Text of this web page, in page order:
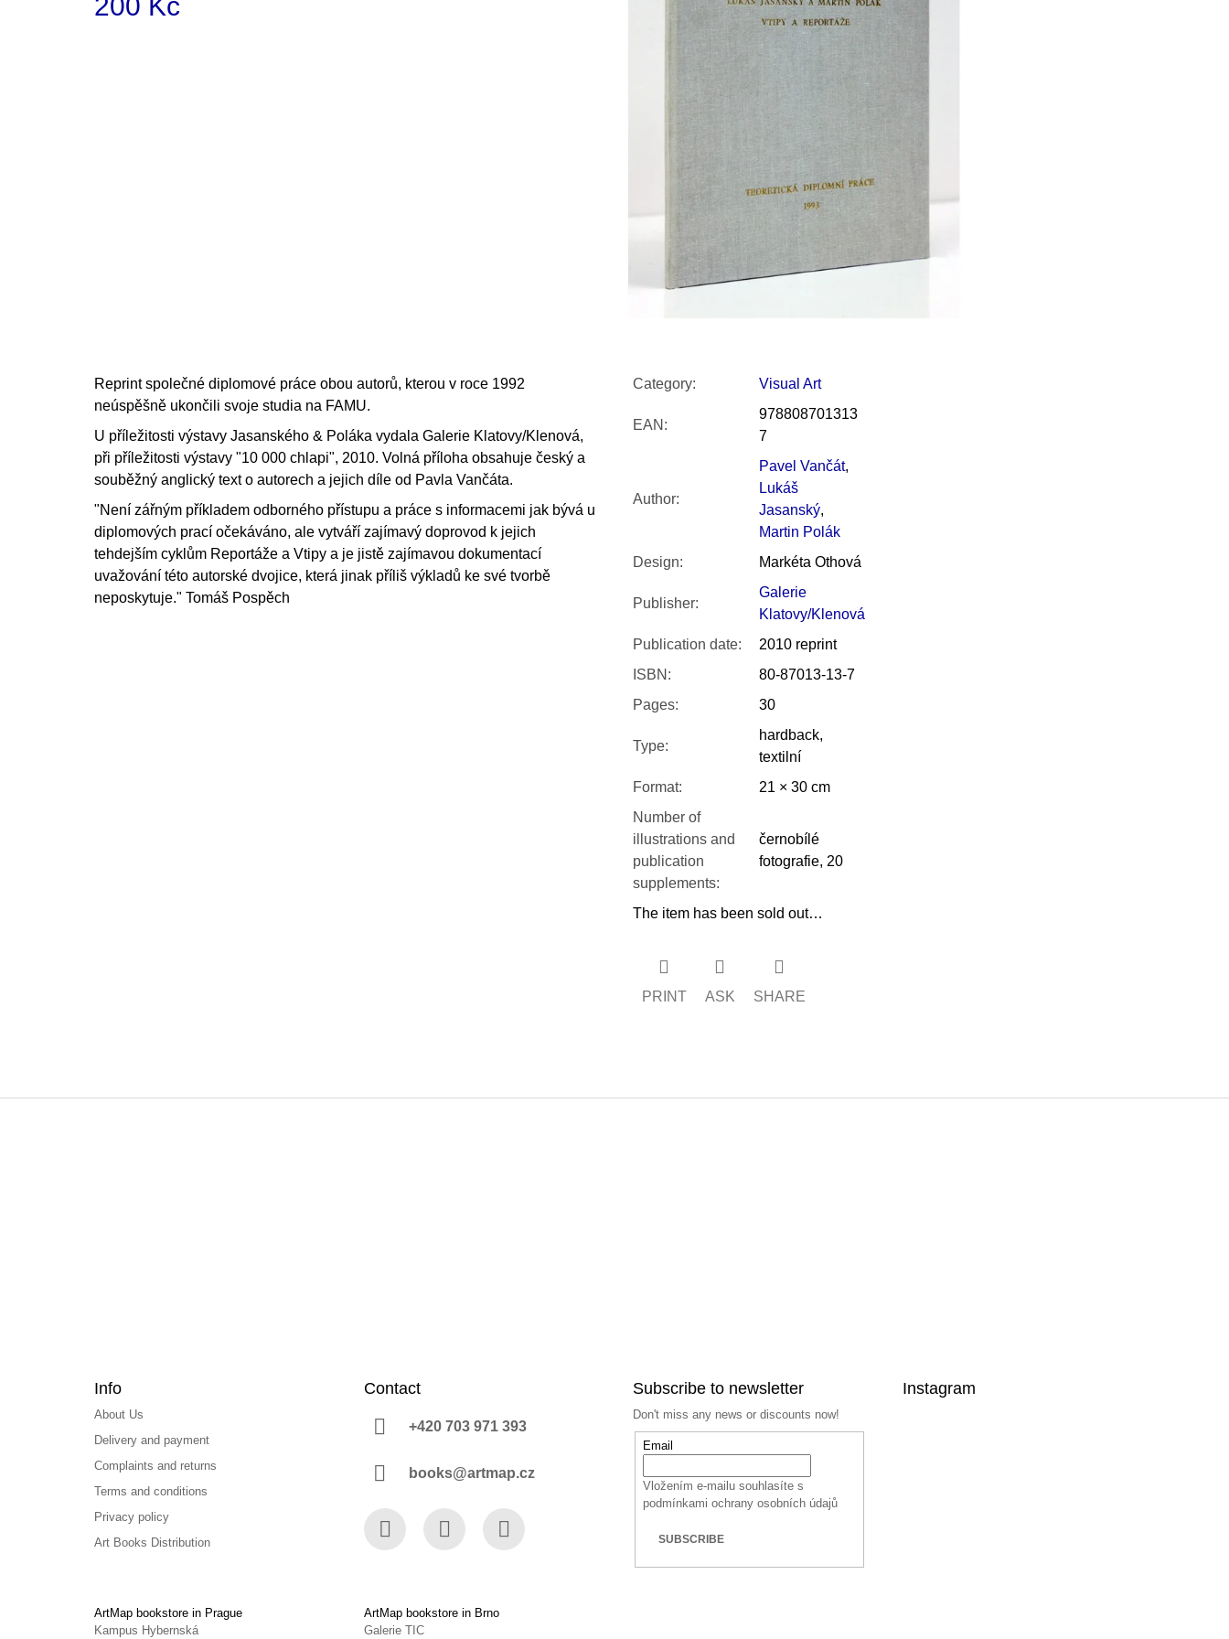
200 Kč
Reprint společné diplomové práce obou autorů, kterou v roce 1992
neúspěšně ukončili svoje studia na FAMU.
U příležitosti výstavy Jasanského & Poláka vydala Galerie Klatovy/Klenová,
při příležitosti výstavy "10 000 chlapi", 2010. Volná příloha obsahuje český a
souběžný anglický text o autorech a jejich díle od Pavla Vančáta.
"Není zářným příkladem odborného přístupu a práce s informacemi jak bývá u
diplomových prací očekáváno, ale vytváří zajímavý doprovod k jejich
tehdejším cyklům Reportáže a Vtipy a je jistě zajímavou dokumentací
uvažování této autorské dvojice, která jinak příliš výkladů ke své tvorbě
neposkytuje." Tomáš Pospěch
Category: Visual Art
EAN :
978808701313
7
Author:
Pavel Vančát,
Lukáš
Jasanský,
Martin Polák
Design: Markéta Othová
Publisher:
Galerie
Klatovy/Klenová
Publication date:
2010 reprint
ISBN :
80-87013-13-7
Pages: 30
Type:
hardback,
textilní
Format:
21 × 30 cm
Number of
illustrations and
publication
supplements:
černobílé
fotografie, 20
The item has been sold out…
PRINT ASK SHARE
SNESITELNĚJŠÍ KLIMA
300 Kč
350 Kč
Info
About Us
Delivery and payment
Complaints and returns
Terms and conditions
Privacy policy
Art Books Distribution
Contact
+420 703 971 393
books@artmap.cz
Subscribe to newsletter
Don't miss any news or discounts now!
Email
Vložením e-mailu souhlasíte s
podmínkami ochrany osobních údajů
SUBSCRIBE
Instagram
ArtMap bookstore in Prague
Kampus Hybernská
ArtMap bookstore in Brno
Galerie TIC